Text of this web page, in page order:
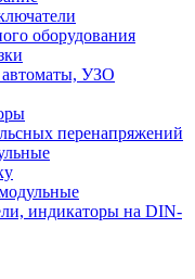
оборудования
УЗО
перенапряжений
индикаторы на DIN-